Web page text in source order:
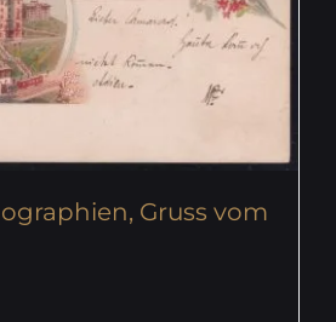
Gruss vom